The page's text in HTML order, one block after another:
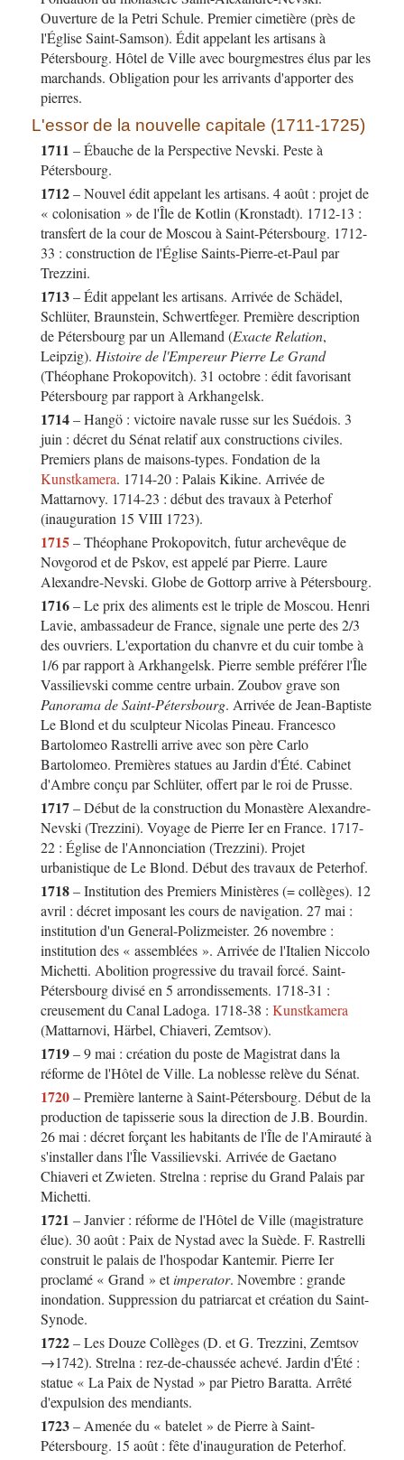
Ouverture de la Petri Schule. Premier cimetière (près de
l'Église Saint-Samson). Édit appelant les artisans à
Pétersbourg. Hôtel de Ville avec bourgmestres élus par les
marchands. Obligation pour les arrivants d'apporter des
pierres.
L'essor de la nouvelle capitale (1711-1725)
1711 – Ébauche de la Perspective Nevski. Peste à
Pétersbourg.
1712– Nouvel édit appelant les artisans. 4 août : projet de
« colonisation » de l'Île de Kotlin (Kronstadt). 1712-13 :
transfert de la cour de Moscou à Saint-Pétersbourg. 1712-
33 : construction de l'Église Saints-Pierre-et-Paul par
Trezzini.
1713– Édit appelant les artisans. Arrivée de Schädel,
Schlüter, Braunstein, Schwertfeger. Première description
de Pétersbourg par un Allemand (Exacte Relation,
Leipzig). Histoire de l'Empereur Pierre Le Grand
(Théophane Prokopovitch). 31 octobre : édit favorisant
Pétersbourg par rapport à Arkhangelsk.
1714– Hangö : victoire navale russe sur les Suédois. 3
juin : décret du Sénat relatif aux constructions civiles.
Premiers plans de maisons-types. Fondation de la
Kunstkamera. 1714-20 : Palais Kikine. Arrivée de
Mattarnovy. 1714-23 : début des travaux à Peterhof
(inauguration 15 VIII 1723).
1715– Théophane Prokopovitch, futur archevêque de
Novgorod et de Pskov, est appelé par Pierre. Laure
Alexandre-Nevski. Globe de Gottorp arrive à Pétersbourg.
1716– Le prix des aliments est le triple de Moscou. Henri
Lavie, ambassadeur de France, signale une perte des 2/3
des ouvriers. L'exportation du chanvre et du cuir tombe à
1/6 par rapport à Arkhangelsk. Pierre semble préférer l'Île
Vassilievski comme centre urbain. Zoubov grave son
Panorama de Saint-Pétersbourg. Arrivée de Jean-Baptiste
Le Blond et du sculpteur Nicolas Pineau. Francesco
Bartolomeo Rastrelli arrive avec son père Carlo
Bartolomeo. Premières statues au Jardin d'Été. Cabinet
d'Ambre conçu par Schlüter, offert par le roi de Prusse.
1717– Début de la construction du Monastère Alexandre-
Nevski (Trezzini). Voyage de Pierre Ier en France. 1717-
22 : Église de l'Annonciation (Trezzini). Projet
urbanistique de Le Blond. Début des travaux de Peterhof.
1718– Institution des Premiers Ministères (= collèges). 12
avril : décret imposant les cours de navigation. 27 mai :
institution d'un General-Polizmeister. 26 novembre :
institution des « assemblées ». Arrivée de l'Italien Niccolo
Michetti. Abolition progressive du travail forcé. Saint-
Pétersbourg divisé en 5 arrondissements. 1718-31 :
creusement du Canal Ladoga. 1718-38 : Kunstkamera
(Mattarnovi, Härbel, Chiaveri, Zemtsov).
1719– 9 mai : création du poste de Magistrat dans la
réforme de l'Hôtel de Ville. La noblesse relève du Sénat.
1720– Première lanterne à Saint-Pétersbourg. Début de la
production de tapisserie sous la direction de J.B. Bourdin.
26 mai : décret forçant les habitants de l'Île de l'Amirauté à
s'installer dans l'Île Vassilievski. Arrivée de Gaetano
Chiaveri et Zwieten. Strelna : reprise du Grand Palais par
Michetti.
1721 – Janvier : réforme de l'Hôtel de Ville (magistrature
élue). 30 août : Paix de Nystad avec la Suède. F. Rastrelli
construit le palais de l'hospodar Kantemir. Pierre Ier
proclamé « Grand » etimperator. Novembre : grande
inondation. Suppression du patriarcat et création du Saint-
Synode.
1722– Les Douze Collèges (D. et G. Trezzini, Zemtsov
→1742). Strelna : rez-de-chaussée achevé. Jardin d'Été :
statue « La Paix de Nystad » par Pietro Baratta. Arrêté
d'expulsion des mendiants.
1723– Amenée du « batelet » de Pierre à Saint-
Pétersbourg. 15 août : fête d'inauguration de Peterhof.